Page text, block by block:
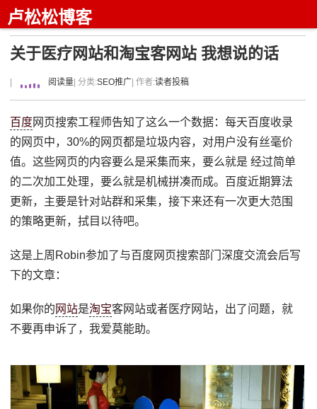
卢松松博客
关于医疗网站和淘宝客网站 我想说的话
阅读量 | 分类:SEO推广 | 作者:读者投稿
百度网页搜索工程师告知了这么一个数据：每天百度收录
的网页中，30%的网页都是垃圾内容，对用户没有丝毫价
值。这些网页的内容要么是采集而来，要么就是 经过简单
的二次加工处理，要么就是机械拼凑而成。百度近期算法
更新，主要是针对站群和采集，接下来还有一次更大范围
的策略更新，拭目以待吧。
这是上周Robin参加了与百度网页搜索部门深度交流会后写
下的文章：
如果你的 网站是淘宝客网站或者医疗网站，出了问题，就
不要再申诉了，我爱莫能助。